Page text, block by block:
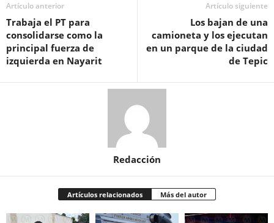
Artículo anterior
Trabaja el PT para
consolidarse como la
principal fuerza de
izquierda en Nayarit
Artículo siguiente
Los bajan de una
camioneta y los ejecutan
en un parque de la ciudad
de Tepic
Redacción
Artículos relacionados Más del autor